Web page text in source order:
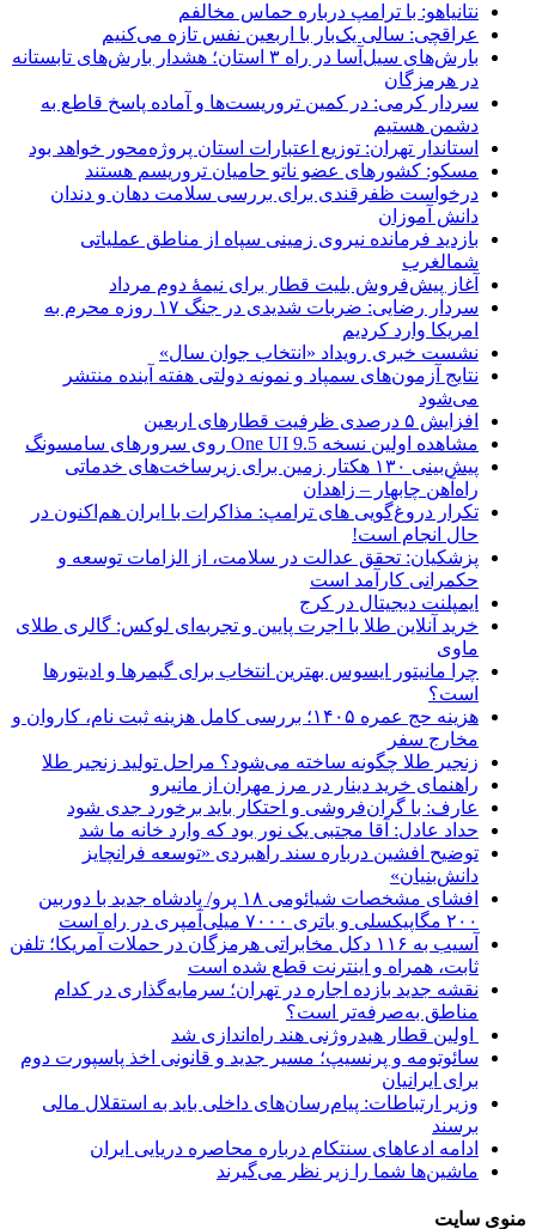
نتانیاهو: با ترامپ درباره حماس مخالفم
عراقچی: سالی یک‌بار با اربعین نفس تازه می‌کنیم
بارش‌های سیل‌آسا در راه ۳ استان؛ هشدار بارش‌های تابستانه
در هرمزگان
سردار کرمی: در کمین تروریست‌ها و آماده پاسخ قاطع به
دشمن هستیم
استاندار تهران: توزیع اعتبارات استان پروژه‌محور خواهد بود
مسکو: کشورهای عضو ناتو حامیان تروریسم هستند
درخواست ظفرقندی برای بررسی سلامت دهان و دندان
دانش آموزان
بازدید فرمانده نیروی زمینی سپاه از مناطق عملیاتی
شمالغرب
آغاز پیش‌فروش بلیت قطار برای نیمۀ دوم مرداد
سردار رضایی: ضربات شدیدی در جنگ ۱۷ روزه محرم به
امریکا وارد کردیم
نشست خبری رویداد «انتخاب جوان سال»
نتایج آزمون‌های سمپاد و نمونه دولتی هفته آینده منتشر
می‌شود
افزایش ۵ درصدی ظرفیت قطارهای اربعین
مشاهده اولین نسخه One UI 9.5 روی سرورهای سامسونگ
پیش‌بینی ۱۳۰ هکتار زمین برای زیرساخت‌های خدماتی
راه‌آهن چابهار – زاهدان
تکرار دروغ‌گویی های ترامپ: مذاکرات با ایران هم‌اکنون در
حال انجام است!
پزشکیان: تحقق عدالت در سلامت، از الزامات توسعه و
حکمرانی کارآمد است
ایمپلنت دیجیتال در کرج
خرید آنلاین طلا با اجرت پایین و تجربه‌ای لوکس: گالری طلای
ماوی
چرا مانیتور ایسوس بهترین انتخاب برای گیمرها و ادیتورها
است؟
هزینه حج عمره ۱۴۰۵؛ بررسی کامل هزینه ثبت نام، کاروان و
مخارج سفر
زنجیر طلا چگونه ساخته می‌شود؟ مراحل تولید زنجیر طلا
راهنمای خرید دینار در مرز مهران از مانیرو
عارف: با گران‌فروشی و احتکار باید برخورد جدی شود
حداد عادل: آقا مجتبی یک نور بود که وارد خانه ما شد
توضیح افشین درباره سند راهبردی «توسعه فرانچایز
دانش‌بنیان»
افشای مشخصات شیائومی ۱۸ پرو/ پادشاه جدید با دوربین
۲۰۰ مگاپیکسلی و باتری ۷۰۰۰ میلی‌آمپری در راه است
آسیب به ۱۱۶ دکل مخابراتی هرمزگان در حملات آمریکا؛ تلفن
ثابت، همراه و اینترنت ‌قطع شده است
نقشه جدید بازده اجاره در تهران؛ سرمایه‌گذاری در کدام
مناطق به‌صرفه‌تر است؟
اولین قطار هیدروژنی هند راه‌اندازی شد
سائوتومه و پرنسیپ؛ مسیر جدید و قانونی اخذ پاسپورت دوم
برای ایرانیان
وزیر ارتباطات: پیام‌رسان‌های داخلی باید به استقلال مالی
برسند
ادامه ادعاهای سنتکام درباره محاصره دریایی ایران
ماشین‌ها شما را زیر نظر می‌گیرند
منوی سایت